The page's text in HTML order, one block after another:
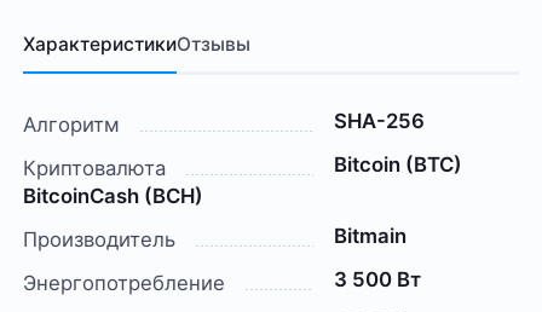
ХарактеристикиОтзывы
Алгоритм
SHA-256
Криптовалюта
Bitcoin (BTC)
BitcoinCash (BCH)
Производитель
Bitmain
Энергопотребление
3 500 Вт